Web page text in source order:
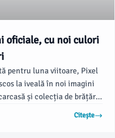
oficiale, cu noi culori
pentru luna viitoare, Pixel
la iveală în noi imagini
și colecția de brățări.
Tide Chart, o „publicație
doar acest articol, au
Citește